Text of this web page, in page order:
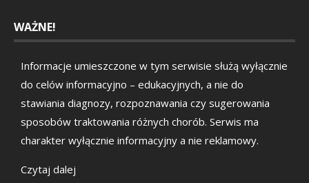
WAŻNE!
Informacje umieszczone w tym serwisie służą wyłącznie
do celów informacyjno – edukacyjnych, a nie do
stawiania diagnozy, rozpoznawania czy sugerowania
sposobów traktowania różnych chorób. Serwis ma
charakter wyłącznie informacyjny a nie reklamowy.
Czytaj dalej